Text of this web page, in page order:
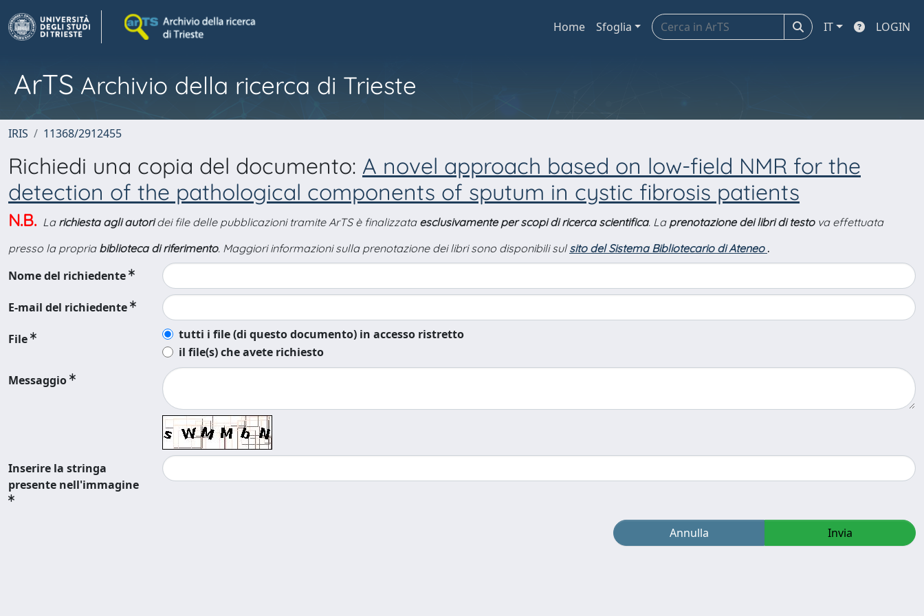
Home Sfoglia IT LOGIN
ArTS Archivio della ricerca di Trieste
IRIS 11368/2912455
Richiedi una copia del documento: A novel approach based on low-field NMR for the
detection of the pathological components of sputum in cystic fibrosis patients
N.B. La richiesta agli autoridei file delle pubblicazioni tramite ArTS è finalizzata esclusivamente per scopi di ricerca scientifica. La prenotazione dei libri di testova effettuata
presso la propria biblioteca di riferimento. Maggiori informazioni sulla prenotazione dei libri sono disponibili sul sito del Sistema Bibliotecario di Ateneo .
Nome del richiedente
E-mail del richiedente
File
tutti i file (di questo documento) in accesso ristretto
il file(s) che avete richiesto
Messaggio
Inserire la stringa
presente nell'immagine
Annulla Invia